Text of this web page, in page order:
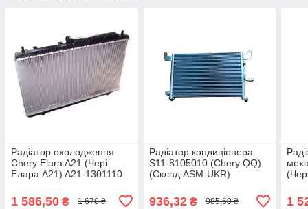
Радіатор охолодження
Chery Elara A21 (Чері
Елара А21) A21-1301110
1 586,50 ₴ 1 670 ₴
Радіатор кондиціонера
S11-8105010 (Chery QQ)
(Склад ASM-UKR)
936,32₴ 985,60 ₴ 1